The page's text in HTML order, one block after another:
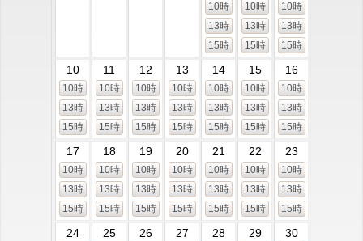
10時
13時
15時
10時
13時
15時
10時
13時
15時
10
10時
13時
15時
11
10時
13時
15時
12
10時
13時
15時
13
10時
13時
15時
14
10時
13時
15時
15
10時
13時
15時
16
10時
13時
15時
17
10時
13時
15時
18
10時
13時
15時
19
10時
13時
15時
20
10時
13時
15時
21
10時
13時
15時
22
10時
13時
15時
23
10時
13時
15時
24 25 26 27 28 29 30